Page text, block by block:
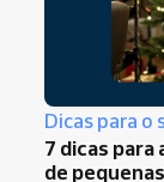
sua
Dicas para o
7 dicas
de